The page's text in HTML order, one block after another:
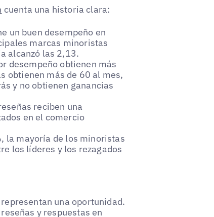
cuenta una historia clara:
un buen desempeño en
marcas minoristas
alcanzó las 2,13.
desempeño obtienen más
obtienen más de 60 al mes,
y no obtienen ganancias
reciben una
en el comercio
la mayoría de los minoristas
los líderes y los rezagados
una oportunidad.
y respuestas en